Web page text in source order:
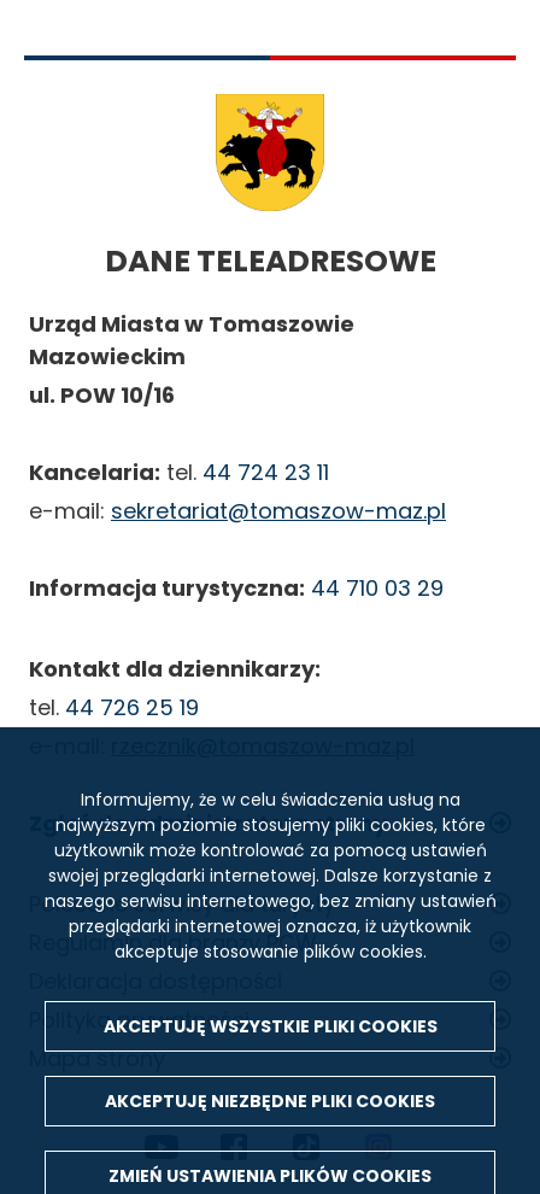
DANE TELEADRESOWE
Urząd Miasta w Tomaszowie
Mazowieckim
ul. POW 10/16
Kancelaria: tel. 44 724 23 11
e-mail: sekretariat@tomaszow-maz.pl
Informacja turystyczna: 44 710 03 29
Kontakt dla dziennikarzy:
tel. 44 726 25 19
Zgłoś do administratora strony
STOPKA
Polecane serwisy dla turysty
Regulamin dla branży PCW
Polityka prywatności
Mapa strony
MEDIA
Informujemy, że w celu świadczenia usług na
najwyższym poziomie stosujemy pliki cookies, które
użytkownik może kontrolować za pomocą ustawień
swojej przeglądarki internetowej. Dalsze korzystanie z
naszego serwisu internetowego, bez zmiany ustawień
przeglądarki internetowej oznacza, iż użytkownik
akceptuje stosowanie plików cookies.
AKCEPTUJĘ WSZYSTKIE PLIKI COOKIES
AKCEPTUJĘ NIEZBĘDNE PLIKI COOKIES
ZMIEŃ USTAWIENIA PLIKÓW COOKIES